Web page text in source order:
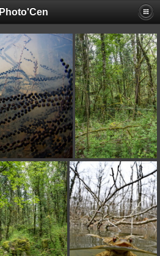
Photo'Cen